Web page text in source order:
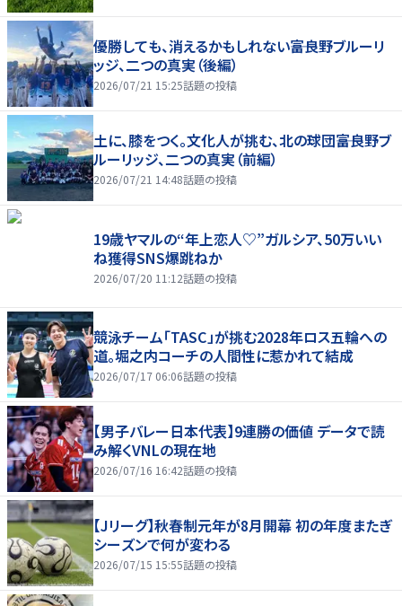
優勝しても、消えるかもしれない――富良野ブルーリ
ッジ、二つの真実（後編）
2026/07/21 15:25話題の投稿
土に、膝をつく。文化人が挑む、北の球団――富良野ブ
ルーリッジ、二つの真実（前編）
2026/07/21 14:48話題の投稿
19歳ヤマルの“年上恋人♡”ガルシア、50万いい
ね獲得SNS爆跳ねか
2026/07/20 11:12話題の投稿
競泳チーム「TASC」が挑む2028年ロス五輪への
道。堀之内コーチの人間性に惹かれて結成
2026/07/17 06:06話題の投稿
【男子バレー日本代表】9連勝の価値 データで読
み解くVNLの現在地
2026/07/16 16:42話題の投稿
【Jリーグ】秋春制元年が8月開幕 初の年度またぎ
シーズンで何が変わる
2026/07/15 15:55話題の投稿